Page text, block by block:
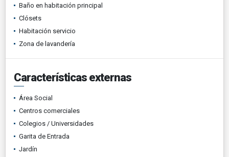
Baño en habitación principal
Clósets
Habitación servicio
Zona de lavandería
Características externas
Área Social
Centros comerciales
Colegios / Universidades
Garita de Entrada
Jardín